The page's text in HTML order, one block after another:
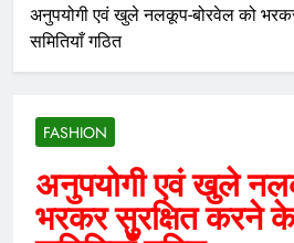
अनुपयोगी एवं खुले नलकूप-बोरवेल को
समितियाँ गठित
FASHION
अनुपयोगी एवं खुले
भरकर सुरक्षित करने